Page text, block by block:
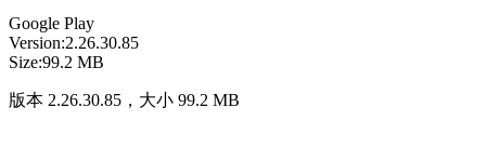
Google Play
Version:2.26.30.85
Size:99.2 MB
版本 2.26.30.85，大小 99.2 MB